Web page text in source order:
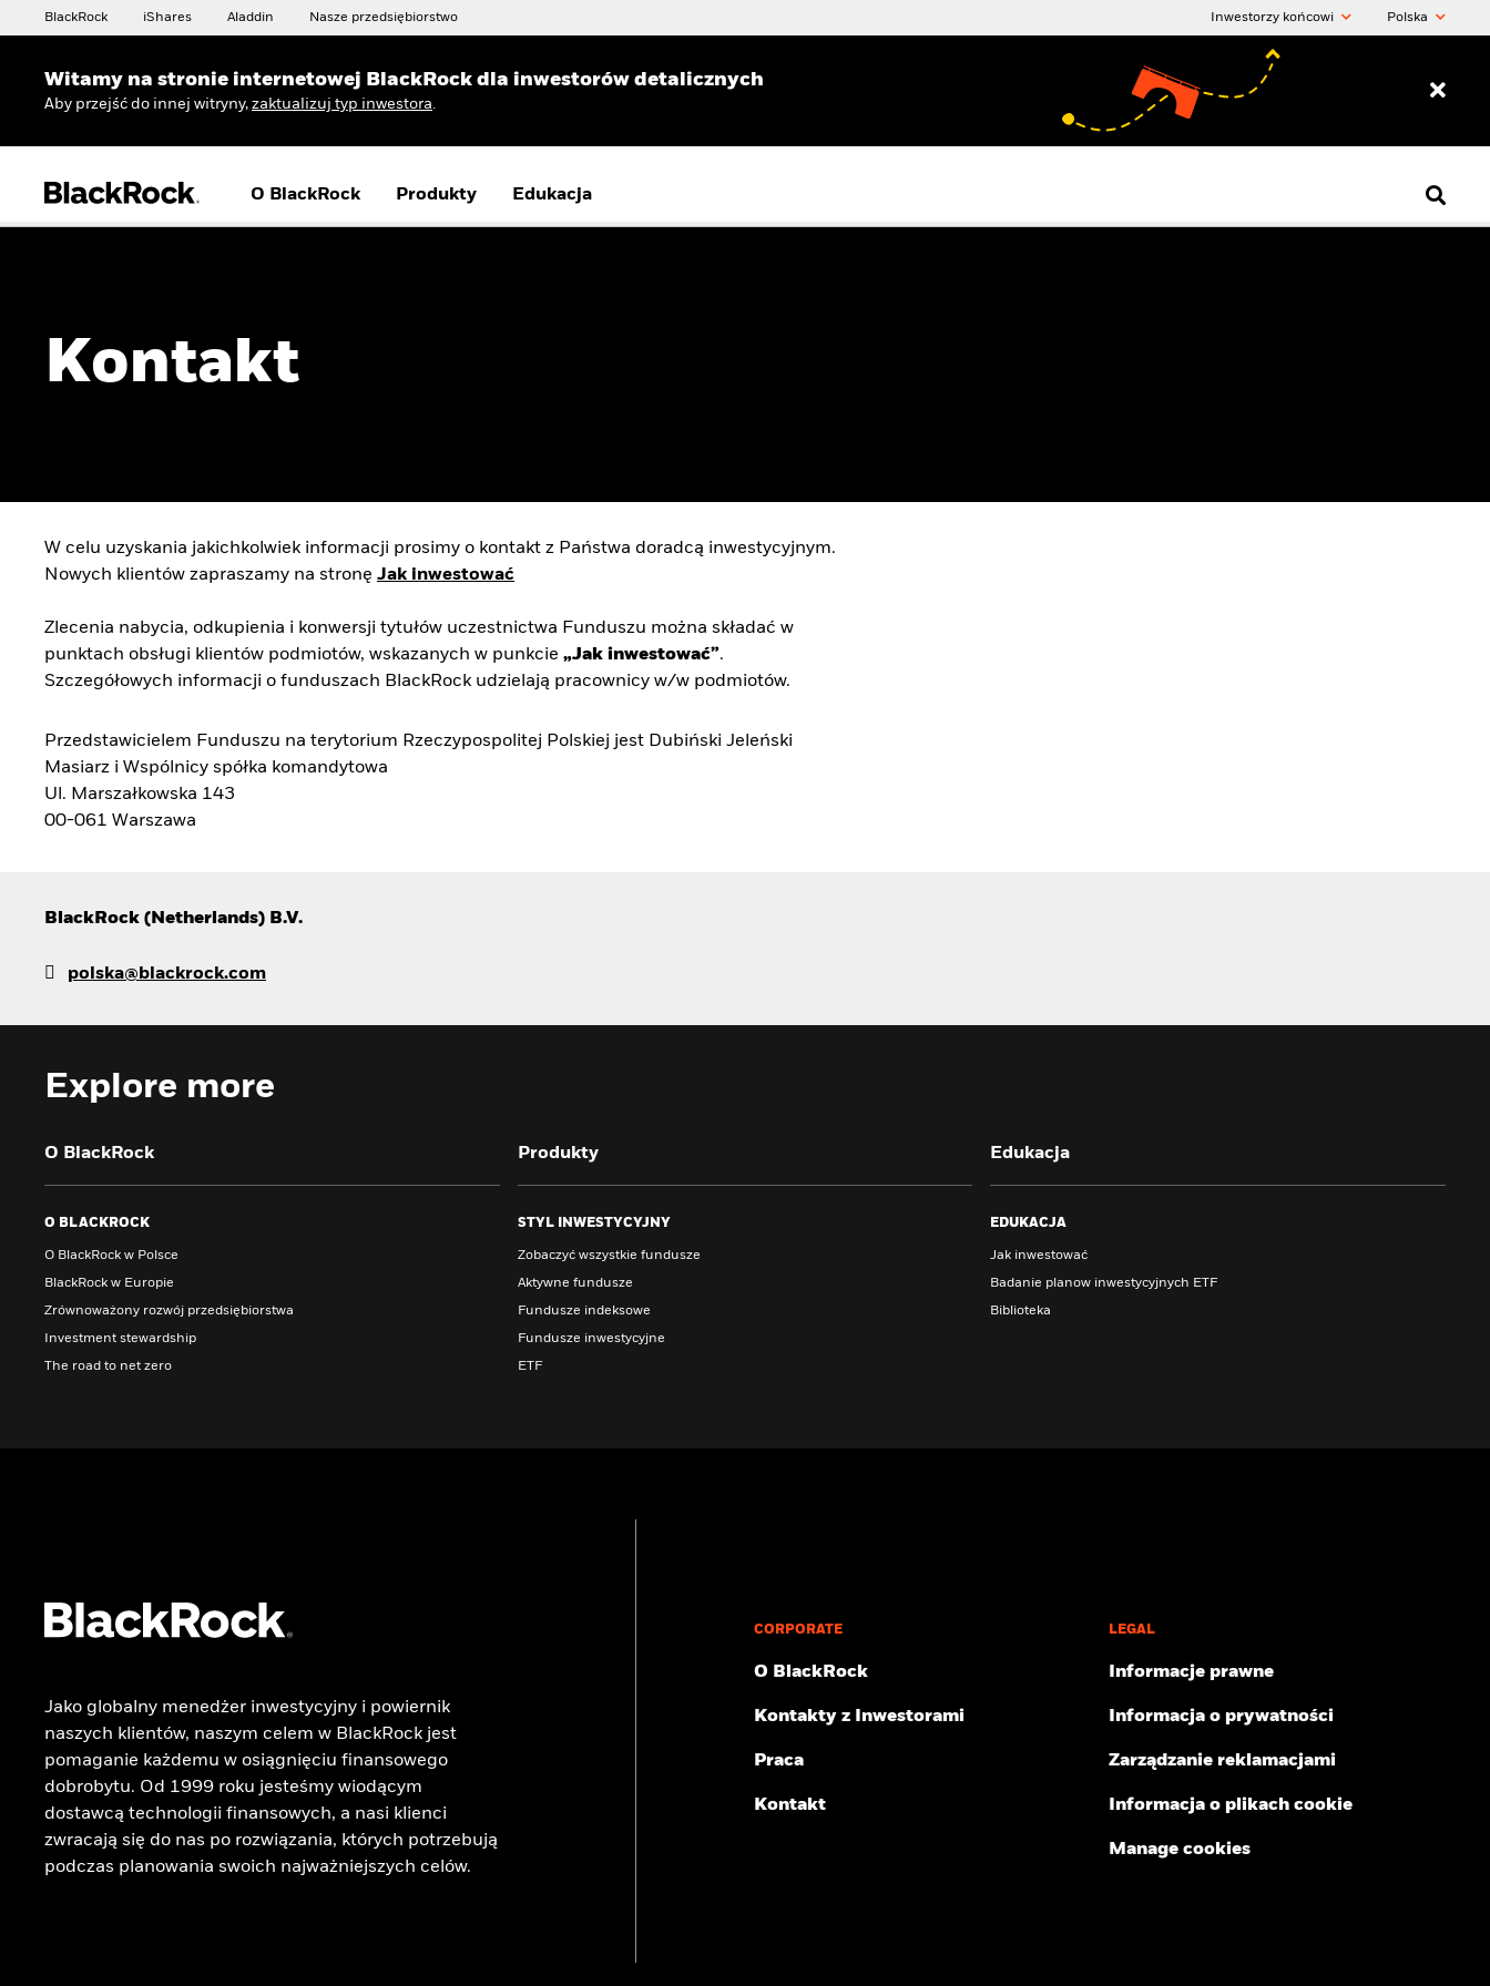
BlackRock iShares Aladdin Nasze przedsiębiorstwo Inwestorzy końcowi Polska
Witamy na stronie internetowej BlackRock dla inwestorów detalicznych
Aby przejść do innej witryny, zaktualizuj typ inwestora
O BlackRock Produkty Edukacja
Kontakt
W celu uzyskania jakichkolwiek informacji prosimy o kontakt z Państwa doradcą inwestycyjnym.
Nowych klientów zapraszamy na stronę Jak inwestować
Zlecenia nabycia, odkupienia i konwersji tytułów uczestnictwa Funduszu można składać w
punktach obsługi klientów podmiotów, wskazanych w punkcie „Jak inwestować”.
Szczegółowych informacji o funduszach BlackRock udzielają pracownicy w/w podmiotów.
Przedstawicielem Funduszu na terytorium Rzeczypospolitej Polskiej jest Dubiński Jeleński
Masiarz i Wspólnicy spółka komandytowa
Ul. Marszałkowska 143
00-061 Warszawa
BlackRock (Netherlands) B.V.
polska@blackrock.com
Explore more
O BlackRock
O BLACKROCK
O BlackRock w Polsce
BlackRock w Europie
Zrównoważony rozwój przedsiębiorstwa
Investment stewardship
The road to net zero
Produkty
STYL INWESTYCYJNY
Zobaczyć wszystkie fundusze
Aktywne fundusze
Fundusze indeksowe
Fundusze inwestycyjne
ETF
Edukacja
EDUKACJA
Jak inwestować
Badanie planow inwestycyjnych ETF
Biblioteka
Jako globalny menedżer inwestycyjny i powiernik
naszych klientów, naszym celem w BlackRock jest
pomaganie każdemu w osiągnięciu finansowego
dobrobytu. Od 1999 roku jesteśmy wiodącym
dostawcą technologii finansowych, a nasi klienci
zwracają się do nas po rozwiązania, których potrzebują
podczas planowania swoich najważniejszych celów.
CORPORATE
O BlackRock
Kontakty z Inwestorami
Praca
Kontakt
LEGAL
Informacje prawne
Informacja o prywatności
Zarządzanie reklamacjami
Informacja o plikach cookie
Manage cookies